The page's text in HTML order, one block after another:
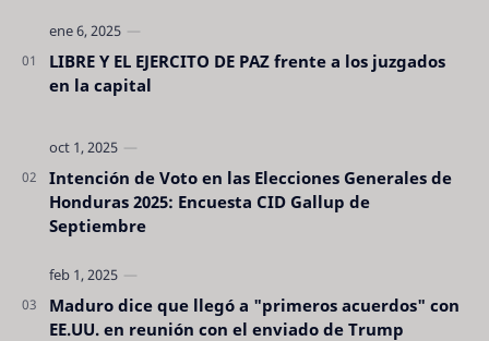
LIBRE Y EL EJERCITO DE PAZ frente a los juzgados
en la capital
Intención de Voto en las Elecciones Generales de
Honduras 2025: Encuesta CID Gallup de
Septiembre
Maduro dice que llegó a "primeros acuerdos" con
EE.UU. en reunión con el enviado de Trump